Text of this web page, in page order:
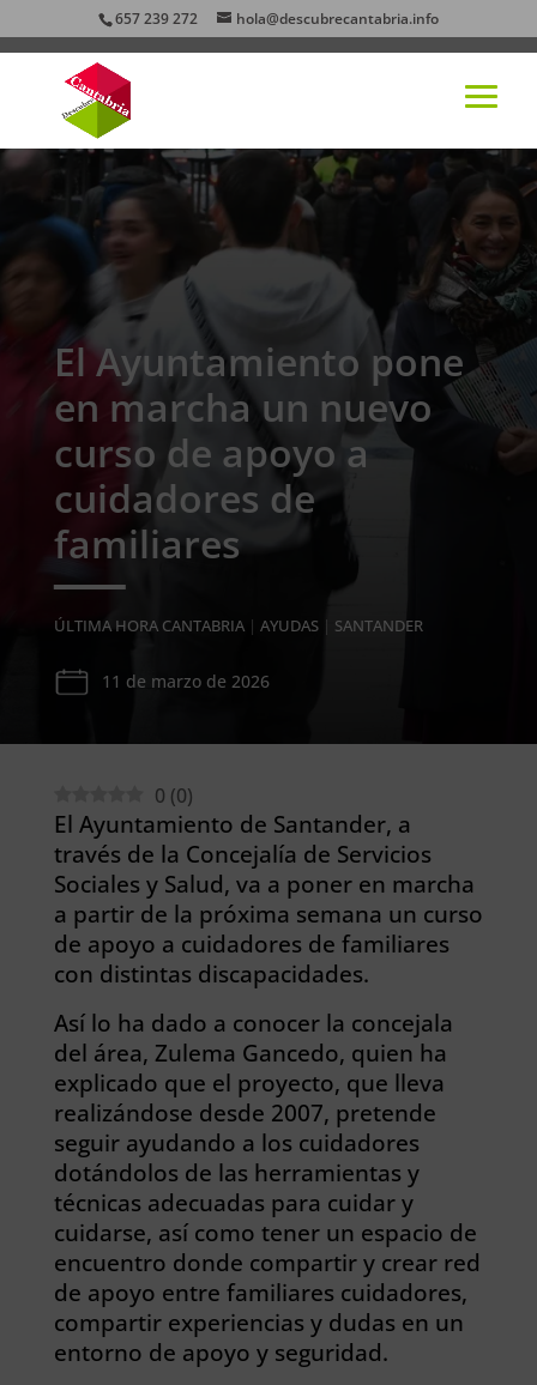
657 239 272 hola@descubrecantabria.info
El Ayuntamiento pone
en marcha un nuevo
curso de apoyo a
cuidadores de
familiares
ÚLTIMA HORA CANTABRIA| AYUDAS| SANTANDER
11 de marzo de 2026
0 (0)
El Ayuntamiento de Santander, a
través de la Concejalía de Servicios
Sociales y Salud, va a poner en marcha
a partir de la próxima semana un curso
de apoyo a cuidadores de familiares
con distintas discapacidades.
Así lo ha dado a conocer la concejala
del área, Zulema Gancedo, quien ha
explicado que el proyecto, que lleva
realizándose desde 2007, pretende
seguir ayudando a los cuidadores
dotándolos de las herramientas y
técnicas adecuadas para cuidar y
cuidarse, así como tener un espacio de
encuentro donde compartir y crear red
de apoyo entre familiares cuidadores,
compartir experiencias y dudas en un
entorno de apoyo y seguridad.